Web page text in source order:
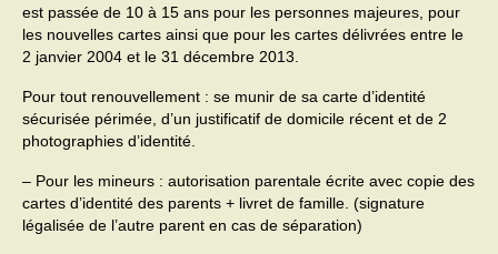
est passée de 10 à 15 ans pour les personnes majeures, pour
les nouvelles cartes ainsi que pour les cartes délivrées entre le
2 janvier 2004 et le 31 décembre 2013.
Pour tout renouvellement : se munir de sa carte d’identité
sécurisée périmée, d’un justificatif de domicile récent et de 2
photographies d’identité.
– Pour les mineurs : autorisation parentale écrite avec copie des
cartes d’identité des parents + livret de famille. (signature
légalisée de l’autre parent en cas de séparation)